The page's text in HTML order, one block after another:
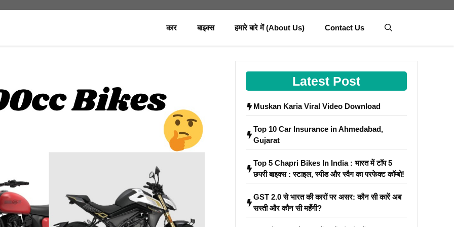
कार बाइक्स हमारे बारे में (About Us) Contact Us
Latest Post
Muskan Karia Viral Video Download
Top 10 Car Insurance in Ahmedabad,
Gujarat
Top 5 Chapri Bikes In India : भारत में टॉप 5
छपरी बाइक्स : स्टाइल, स्पीड और स्वैग का परफेक्ट कॉम्बो!
GST 2.0 से भारत की कारों पर असर: कौन सी कारें अब
सस्ती और कौन सी महँगी?